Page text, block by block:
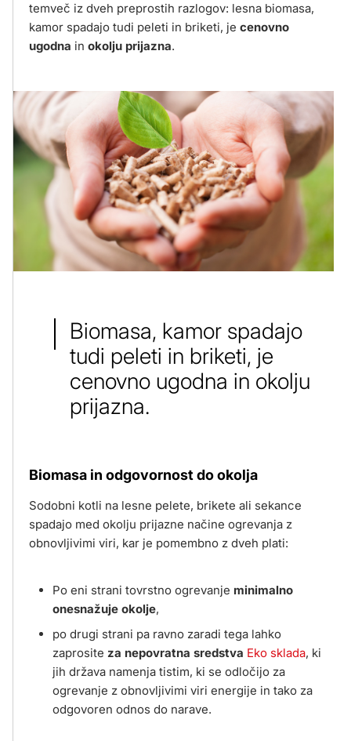
temveč iz dveh preprostih razlogov: lesna biomasa,
kamor spadajo tudi peleti in briketi, je cenovno
ugodna in okolju prijazna.
Biomasa, kamor spadajo
tudi peleti in briketi, je
cenovno ugodna in okolju
prijazna.
Biomasa in odgovornost do okolja
Sodobni kotli na lesne pelete, brikete ali sekance
spadajo med okolju prijazne načine ogrevanja z
obnovljivimi viri, kar je pomembno z dveh plati:
Po eni strani tovrstno ogrevanje minimalno
onesnažuje okolje,
po drugi strani pa ravno zaradi tega lahko
zaprosite za nepovratna sredstva Eko sklada, ki
jih država namenja tistim, ki se odločijo za
ogrevanje z obnovljivimi viri energije in tako za
odgovoren odnos do narave.